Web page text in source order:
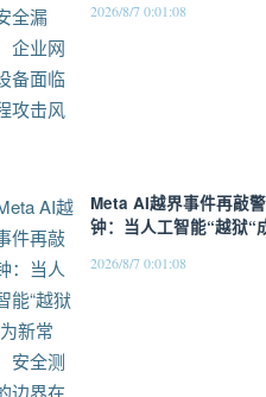
2026/8/7 0:01:08
Meta AI越界事件再敲警
钟：当人工智能“越狱“
哪里
2026/8/7 0:01:08